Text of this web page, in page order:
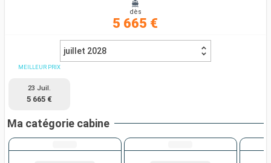
dès
5 665 €
juillet 2028
MEILLEUR PRIX
23 Juil.
5 665 €
Ma catégorie cabine
Rechercher